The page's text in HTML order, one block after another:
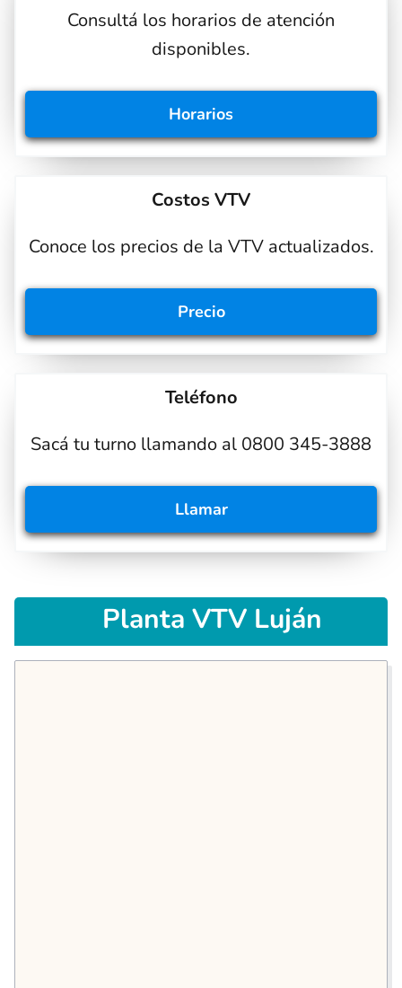
Consultá los horarios de atención
disponibles.
Horarios
Costos VTV
Conoce los precios de la VTV actualizados.
Precio
Teléfono
Sacá tu turno llamando al 0800 345-3888
Llamar
Planta VTV Luján